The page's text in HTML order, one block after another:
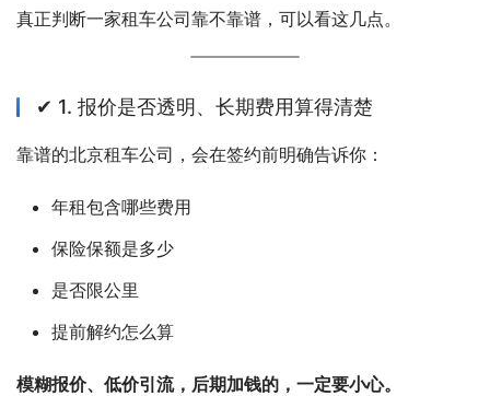
真正判断一家租车公司靠不靠谱，可以看这几点。
✔ 1. 报价是否透明、长期费用算得清楚
靠谱的北京租车公司，会在签约前明确告诉你：
年租包含哪些费用
保险保额是多少
是否限公里
提前解约怎么算
模糊报价、低价引流，后期加钱的，一定要小心。